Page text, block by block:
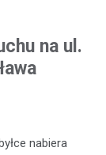
na ul.
nabiera